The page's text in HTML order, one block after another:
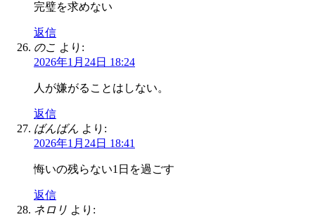
完璧を求めない
返信
のこ より:
2026年1月24日 18:24
人が嫌がることはしない。
返信
ばんばん より:
2026年1月24日 18:41
悔いの残らない1日を過ごす
返信
ネロリ より: